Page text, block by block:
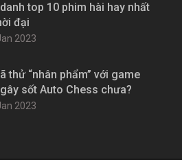
top 10 phim hài hay nhất
đại
2023
thử “nhân phẩm” với game
sốt Auto Chess chưa?
2023